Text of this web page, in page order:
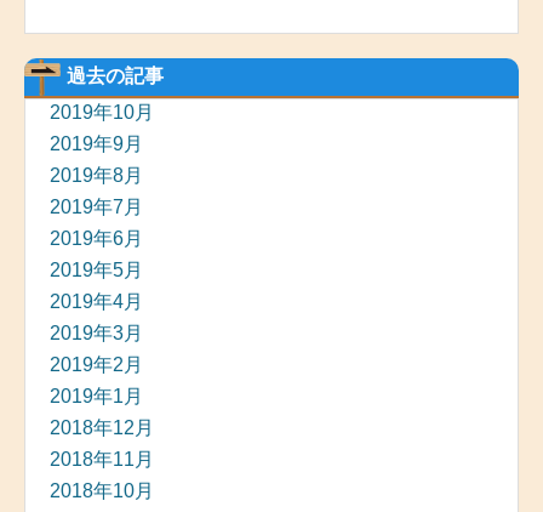
過去の記事
2019年10月
2019年9月
2019年8月
2019年7月
2019年6月
2019年5月
2019年4月
2019年3月
2019年2月
2019年1月
2018年12月
2018年11月
2018年10月